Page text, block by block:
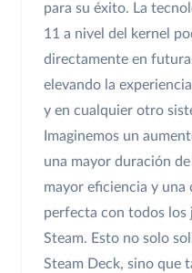
para su éxito. La
11 a nivel del kernel
directamente en
elevando la
y en cualquier otro
Imaginemos un
una mayor duración
mayor eficiencia y una
perfecta con todos los
Steam. Esto no solo
Steam Deck, sino que